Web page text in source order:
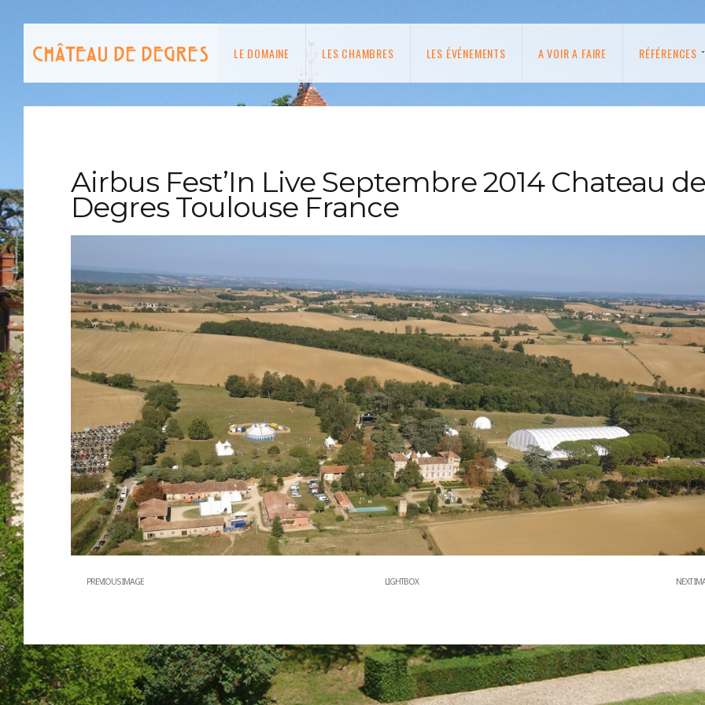
LE DOMAINE LES CHAMBRES LES ÉVÉNEMENTS A VOIR A FAIRE RÉFÉRENCES
Airbus Fest’In Live Septembre 2014 Chateau de
Degres Toulouse France
PREVIOUS IMAGE LIGHTBOX NEXT